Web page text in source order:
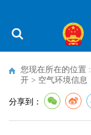
您现在所在的位置 :
开 > 空气环境信息
分享到：